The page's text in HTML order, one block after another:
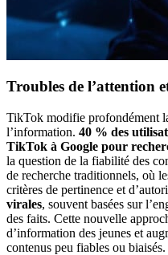
Troubles de l’attention
TikTok modifie profondément
l’information. 40 % des
TikTok à Google pour
la question de la fiabilité des
de recherche traditionnels, où
critères de pertinence et
virales, souvent basées sur
des faits. Cette nouvelle
d’information des jeunes et
contenus peu fiables ou biaisés.